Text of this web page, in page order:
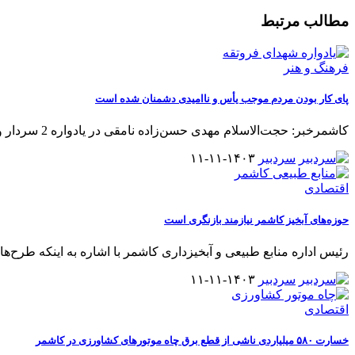
مطالب مرتبط
فرهنگ و هنر
پای کار بودن مردم موجب یأس و ناامیدی دشمنان شده است
کاشمرخبر: حجت‌الاسلام مهدی حسن‌زاده نامقی در یادواره 2 سردار و 43 شهید
سردبیر ۱۴۰۳-۱۱-۱۱
اقتصادی
حوزه‌های آبخیز کاشمر نیازمند بازنگری است
رئیس اداره منابع طبیعی و آبخیزداری کاشمر با اشاره به اینکه
سردبیر ۱۴۰۳-۱۱-۱۱
اقتصادی
خسارت ۵۸۰ میلیاردی ناشی از قطع برق چاه موتورهای کشاورزی در کاشمر